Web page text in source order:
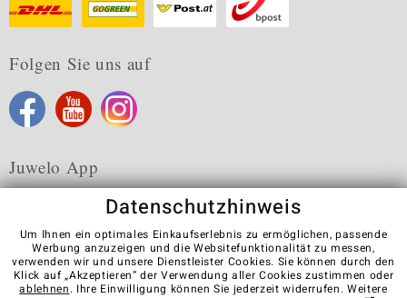
Folgen Sie uns auf
Juwelo App
Karriere AGB Datenschutz Cookies
Impressum
Kontakt
Vertrag widerrufen
Datenschutzhinweis
Um Ihnen ein optimales Einkaufserlebnis zu ermöglichen, passende
Werbung anzuzeigen und die Websitefunktionalität zu messen,
verwenden wir und unsere Dienstleister Cookies. Sie können durch den
Klick auf „Akzeptieren“ der Verwendung aller Cookies zustimmen oder
ablehnen. Ihre Einwilligung können Sie jederzeit widerrufen. Weitere